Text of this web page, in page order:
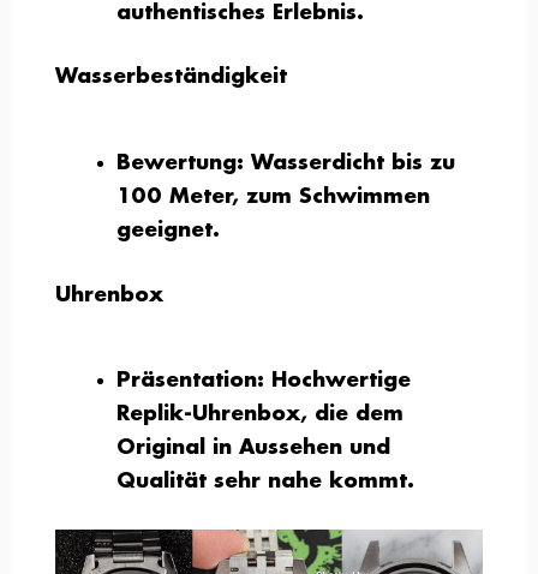
authentisches Erlebnis.
Wasserbeständigkeit
Bewertung: Wasserdicht bis zu
100 Meter, zum Schwimmen
geeignet.
Uhrenbox
Präsentation: Hochwertige
Replik-Uhrenbox, die dem
Original in Aussehen und
Qualität sehr nahe kommt.